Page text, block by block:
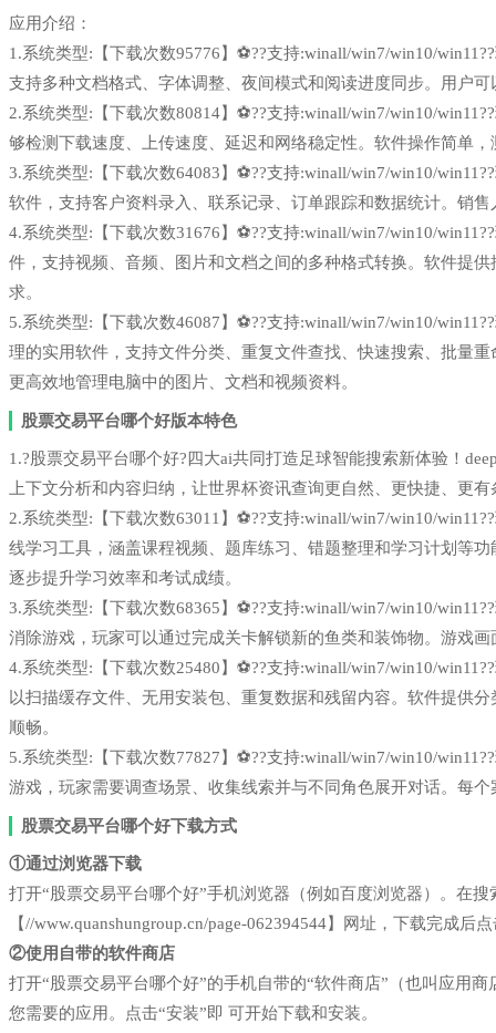
应用介绍：
1.系统类型:【下载次数95776】⚽??支持:winall/win7/win10/
支持多种文档格式、字体调整、夜间模式和阅读进度同步。用户
2.系统类型:【下载次数80814】⚽??支持:winall/win7/win10/
够检测下载速度、上传速度、延迟和网络稳定性。软件操作简单
3.系统类型:【下载次数64083】⚽??支持:winall/win7/win10/
软件，支持客户资料录入、联系记录、订单跟踪和数据统计。销
4.系统类型:【下载次数31676】⚽??支持:winall/win7/win10/
件，支持视频、音频、图片和文档之间的多种格式转换。软件提
求。
5.系统类型:【下载次数46087】⚽??支持:winall/win7/win10/
理的实用软件，支持文件分类、重复文件查找、快速搜索、批量
更高效地管理电脑中的图片、文档和视频资料。
股票交易平台哪个好版本特色
1.?股票交易平台哪个好?四大ai共同打造足球智能搜索新体验！
上下文分析和内容归纳，让世界杯资讯查询更自然、更快捷、更有
2.系统类型:【下载次数63011】⚽??支持:winall/win7/win10/
线学习工具，涵盖课程视频、题库练习、错题整理和学习计划等
逐步提升学习效率和考试成绩。
3.系统类型:【下载次数68365】⚽??支持:winall/win7/win10/
消除游戏，玩家可以通过完成关卡解锁新的鱼类和装饰物。游戏
4.系统类型:【下载次数25480】⚽??支持:winall/win7/win10/
以扫描缓存文件、无用安装包、重复数据和残留内容。软件提供
顺畅。
5.系统类型:【下载次数77827】⚽??支持:winall/win7/win10/
游戏，玩家需要调查场景、收集线索并与不同角色展开对话。每
股票交易平台哪个好下载方式
①通过浏览器下载
打开“股票交易平台哪个好”手机浏览器（例如百度浏览器）。在
【//www.quanshungroup.cn/page-062394544】网址，下载完成后
②使用自带的软件商店
打开“股票交易平台哪个好”的手机自带的“软件商店”（也叫应用
您需要的应用。点击“安装”即 可开始下载和安装。